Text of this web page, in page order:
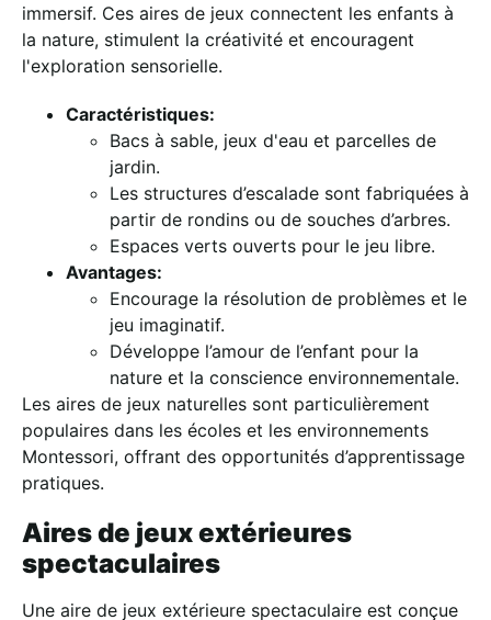
immersif. Ces aires de jeux connectent les enfants à
la nature, stimulent la créativité et encouragent
l'exploration sensorielle.
Caractéristiques:
Bacs à sable, jeux d'eau et parcelles de
jardin.
Les structures d’escalade sont fabriquées à
partir de rondins ou de souches d’arbres.
Espaces verts ouverts pour le jeu libre.
Avantages:
Encourage la résolution de problèmes et le
jeu imaginatif.
Développe l’amour de l’enfant pour la
nature et la conscience environnementale.
Les aires de jeux naturelles sont particulièrement
populaires dans les écoles et les environnements
Montessori, offrant des opportunités d’apprentissage
pratiques.
Aires de jeux extérieures
spectaculaires
Une aire de jeux extérieure spectaculaire est conçue